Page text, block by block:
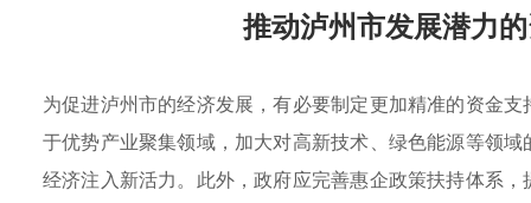
推动泸州市发展潜力
为促进泸州市的经济发展，有必要制定更加精准的资金
于优势产业聚集领域，加大对高新技术、绿色能源等领
经济注入新活力。此外，政府应完善惠企政策扶持体系